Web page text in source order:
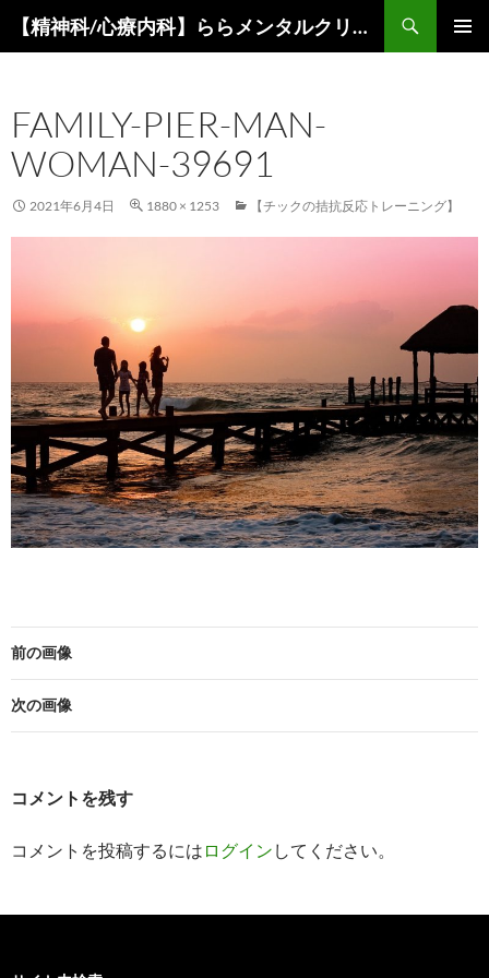
ツ
へ
ス
【精神科/心療内科】ららメンタルクリニック
FAMILY-PIER-MAN-
WOMAN-39691
2021年6月4日 1880 × 1253 【チックの拮抗反応トレーニング】
前の画像
次の画像
コメントを残す
コメントを投稿するには ログイン してください。